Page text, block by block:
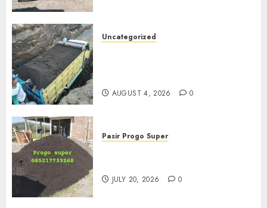
Uncategorized
AUGUST 4, 2026 0
Pasir Progo Super
JULY 20, 2026 0